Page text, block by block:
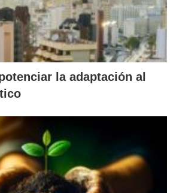
la adaptación al